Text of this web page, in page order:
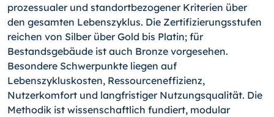
prozessualer und standortbezogener Kriterien über
den gesamten Lebenszyklus. Die Zertifizierungsstufen
reichen von Silber über Gold bis Platin; für
Bestandsgebäude ist auch Bronze vorgesehen.
Besondere Schwerpunkte liegen auf
Lebenszykluskosten, Ressourceneffizienz,
Nutzerkomfort und langfristiger Nutzungsqualität. Die
Methodik ist wissenschaftlich fundiert, modular